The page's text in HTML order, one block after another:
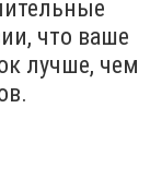
что ваше
лучше, чем